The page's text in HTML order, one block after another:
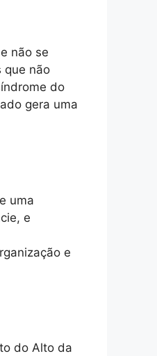
não se
que não
do
gera uma
uma
e
e
do Alto da